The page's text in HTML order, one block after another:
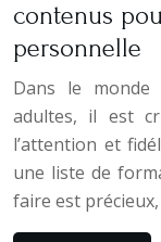
contenus
personnelle
Dans le
adultes, il est
l’attention et
une liste de
faire est